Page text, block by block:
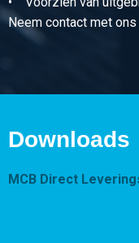
2400-0340-102
Omschrijving
Stuks gewicht in kg
Selecteer
Artikelnummer
Neem contact met
Downloads
MCB Direct